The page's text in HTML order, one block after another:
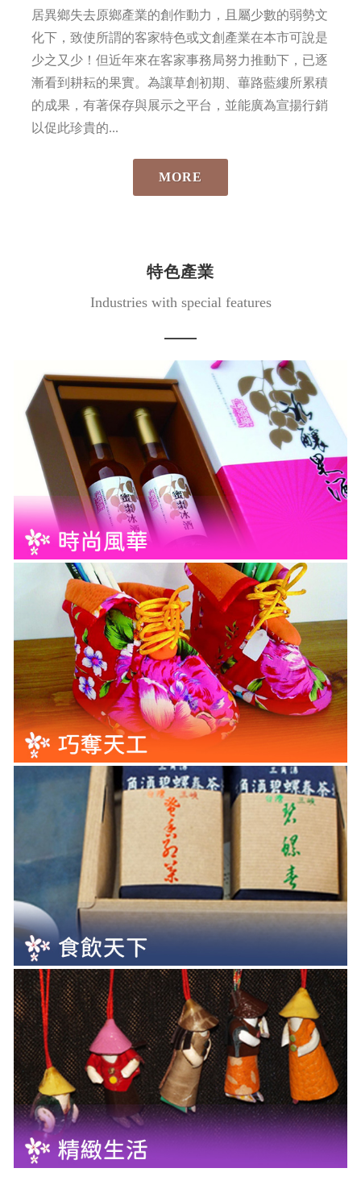
居異鄉失去原鄉產業的創作動力，且屬少數的弱勢文
化下，致使所謂的客家特色或文創產業在本市可說是
少之又少！但近年來在客家事務局努力推動下，已逐
漸看到耕耘的果實。為讓草創初期、蓽路藍縷所累積
的成果，有著保存與展示之平台，並能廣為宣揚行銷
以促此珍貴的...
MORE
特色產業
Industries with special features